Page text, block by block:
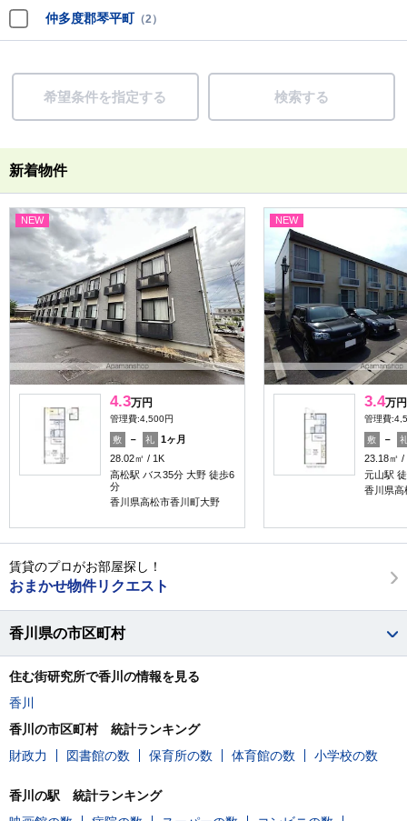
仲多度郡琴平町 （2）
希望条件を指定する 検索する
新着物件
NEW
4.3万円
管理費:4,500円
敷 － 礼
1ヶ月
28.02㎡
1K
高松駅 バス35分 大野 徒歩6
分
香川県高松市香川町大野
NEW
3.4万円
管理費
敷 －
23.18㎡
元山駅
香川県高
賃貸のプロがお部屋探し！
おまかせ物件リクエスト
香川県の市区町村
住む街研究所で香川の情報を見る
香川
香川の市区町村 統計ランキング
財政力
図書館の数 保育所の数 体育館の数 小学校の数
香川の駅 統計ランキング